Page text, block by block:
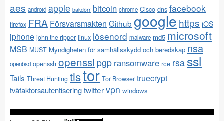
aes android apple bakdörr bitcoin chrome Cisco dns facebook
firefox FRA Försvarsmakten Github google https iOS
iphone john the ripper linux lösenord malware md5 microsoft
MSB MUST Myndigheten för samhällsskydd och beredskap nsa
openbsd openssh openssl pgp ransomware rce rsa ssl
Tails Threat Hunting tlstor Tor Browser truecrypt
tvåfaktorsautentiseringtwittervpn windows